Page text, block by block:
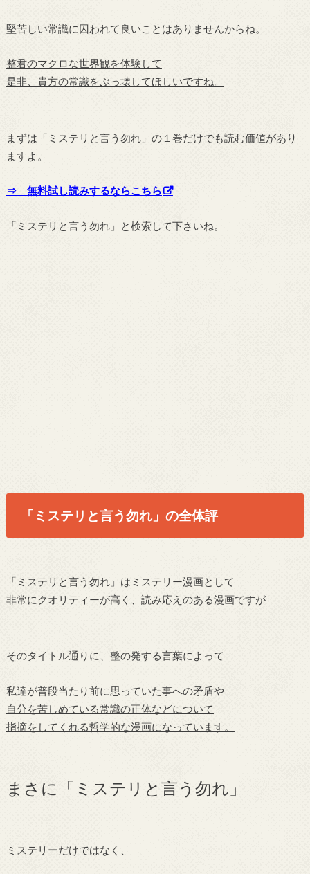
堅苦しい常識に囚われて良いことはありませんからね。
整君のマクロな世界観を体験して
是非、貴方の常識をぶっ壊してほしいですね。
まずは「ミステリと言う勿れ」の１巻だけでも読む価値があり
ますよ。
⇒ 無料試し読みするならこちら
「ミステリと言う勿れ」と検索して下さいね。
「ミステリと言う勿れ」の全体評
「ミステリと言う勿れ」はミステリー漫画として
非常にクオリティーが高く、読み応えのある漫画ですが
そのタイトル通りに、整の発する言葉によって
私達が普段当たり前に思っていた事への矛盾や
自分を苦しめている常識の正体などについて
指摘をしてくれる哲学的な漫画になっています。
まさに「ミステリと言う勿れ」
ミステリーだけではなく、